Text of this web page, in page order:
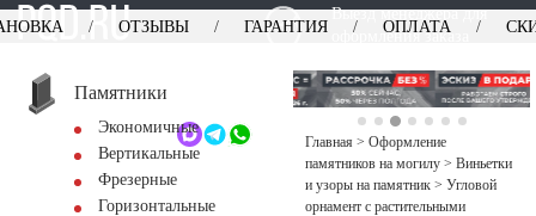
Выезд менеджера для
оформления заказа
+7 (495) 518-44-23
Обратный звонок
ОТЗЫВЫ ГАРАНТИЯ ОПЛАТА
Памятники
Экономичные
Вертикальные
Фрезерные
Горизонтальные
Главная > Оформление
памятников на могилу > Виньетки
и узоры на памятник > Угловой
орнамент с растительными